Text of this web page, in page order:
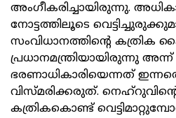
അംഗീകരിച്ചായിരുന്നു.
നോട്ടത്തിലൂടെ
സംവിധാനത്തിന്റെ കത്രിക
പ്രധാനമന്ത്രിയായിരുന്നു
ഭരണാധികാരിയെന്നത്
വിസ്മരിക്കരുത്.
കത്രികകൊണ്ട്